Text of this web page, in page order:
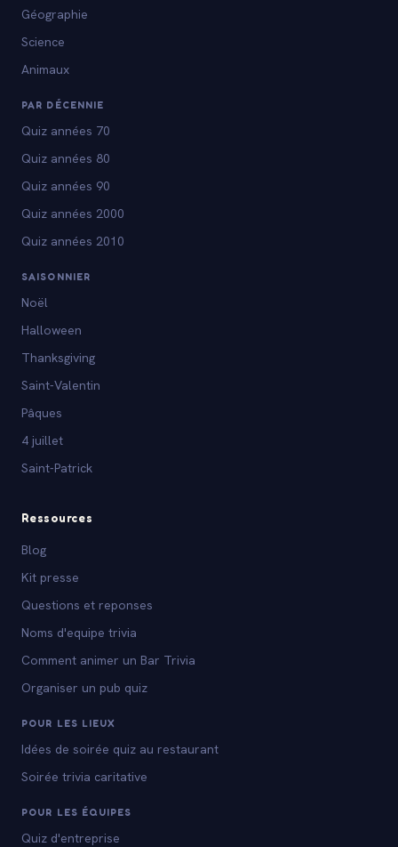
Géographie
Science
Animaux
PAR DÉCENNIE
Quiz années 70
Quiz années 80
Quiz années 90
Quiz années 2000
Quiz années 2010
SAISONNIER
Noël
Halloween
Thanksgiving
Saint-Valentin
Pâques
4 juillet
Saint-Patrick
Ressources
Blog
Kit presse
Questions et reponses
Noms d'equipe trivia
Comment animer un Bar Trivia
Organiser un pub quiz
POUR LES LIEUX
Idées de soirée quiz au restaurant
Soirée trivia caritative
POUR LES ÉQUIPES
Quiz d'entreprise